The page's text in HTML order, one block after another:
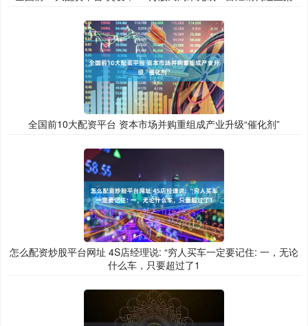
全国前10大配资平台 资本市场并购重组成产业升级“催化剂”
怎么配资炒股平台网址 4S店经理说: “穷人买车一定要记住: 一，无论
什么车，只要超过了1